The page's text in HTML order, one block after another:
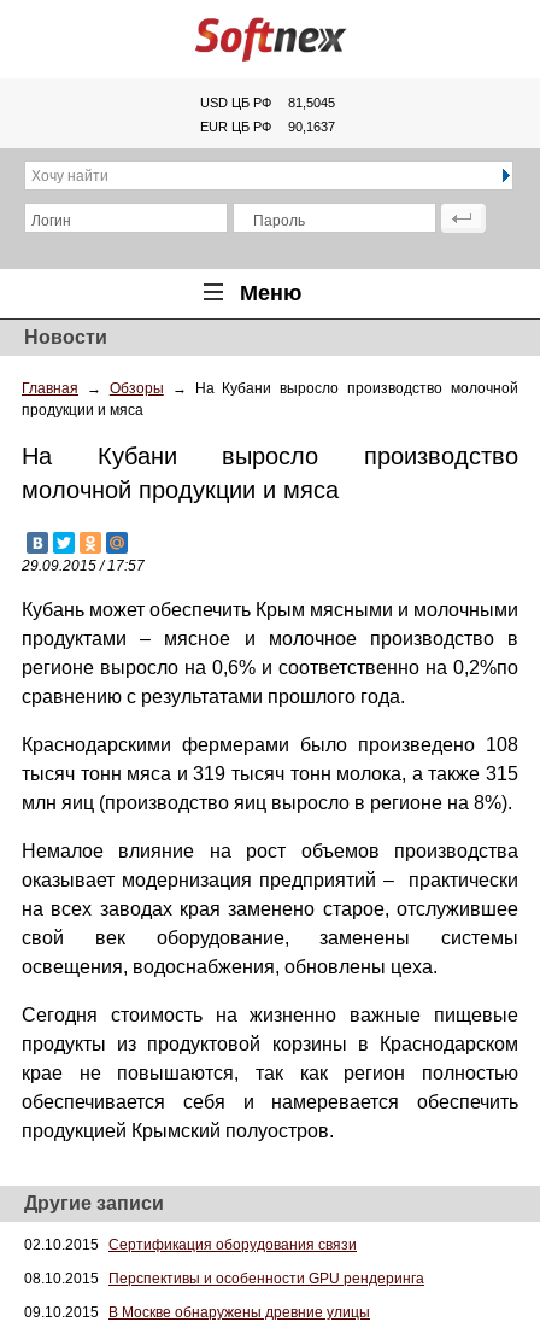
USD ЦБ РФ
81,5045
EUR ЦБ РФ
90,1637
Хочу найти
Логин Пароль
Меню
Главная
Обзоры
Новинки
Новости
Главная → Обзоры →
На Кубани выросло производство молочной
продукции и мяса
На Кубани выросло производство
молочной продукции и мяса
29.09.2015 / 17:57
Кубань может обеспечить Крым мясными и молочными
продуктами – мясное и молочное производство в
регионе выросло на 0,6% и соответственно на 0,2%по
сравнению с результатами прошлого года.
Краснодарскими фермерами было произведено 108
тысяч тонн мяса и 319 тысяч тонн молока, а также 315
млн яиц (производство яиц выросло в регионе на 8%).
Немалое влияние на рост объемов производства
оказывает модернизация предприятий – практически
на всех заводах края заменено старое, отслужившее
свой век оборудование, заменены системы
освещения, водоснабжения, обновлены цеха.
Сегодня стоимость на жизненно важные пищевые
продукты из продуктовой корзины в Краснодарском
крае не повышаются, так как регион полностью
обеспечивается себя и намеревается обеспечить
продукцией Крымский полуостров.
Другие записи
02.10.2015 Сертификация оборудования связи
08.10.2015
Перспективы и особенности GPU рендеринга
09.10.2015
В Москве обнаружены древние улицы